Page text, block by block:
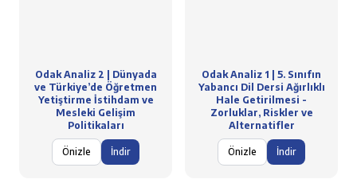
Odak Analiz 2 | Dünyada
ve Türkiye’de Öğretmen
Yetiştirme İstihdam ve
Mesleki Gelişim
Politikaları
Önizle İndir
Odak Analiz 1 | 5. Sınıfın
Yabancı Dil Dersi Ağırlıklı
Hale Getirilmesi -
Zorluklar, Riskler ve
Alternatifler
Önizle İndir